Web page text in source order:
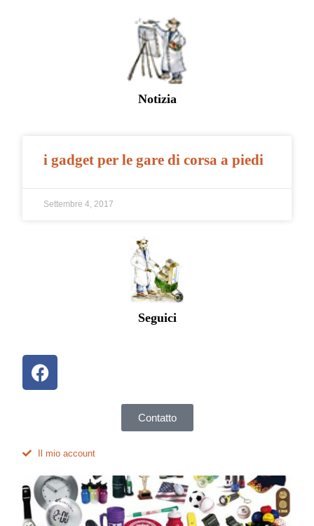
Notizia
i gadget per le gare di corsa a piedi
Settembre 4, 2017
Seguici
Contatto
Il mio account